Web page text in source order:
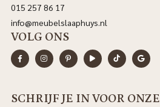
015 257 86 17
info@meubelslaaphuys.nl
VOLG ONS
SCHRIJF JE IN VOOR ONZE